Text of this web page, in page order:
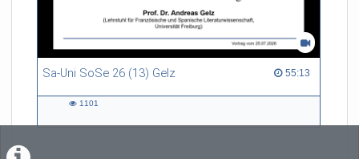
Sa-Uni SoSe 26 (13) Gelz 55:13
55:13 duration
1101